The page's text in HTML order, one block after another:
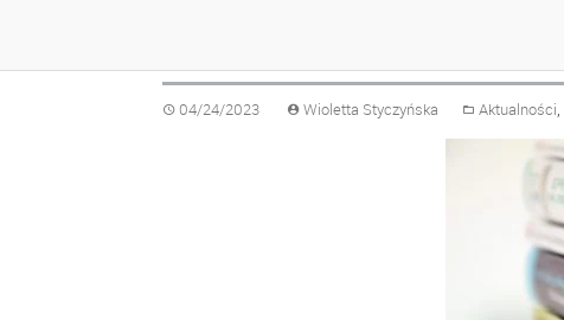
04/24/2023 Wioletta Styczyńska Aktualności,